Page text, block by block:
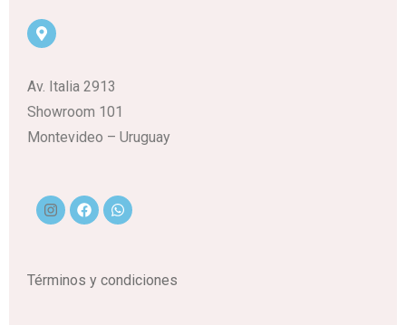
Av. Italia 2913
Showroom 101
Montevideo – Uruguay
Términos y condiciones